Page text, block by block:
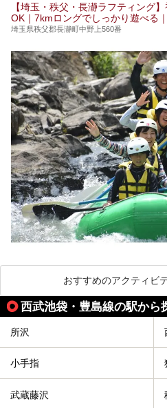
す。
【埼玉・秩父・長瀞ラフティング
OK｜7kmロングでしっかり遊べる
埼玉県秩父郡長瀞町中野上560番
おすすめのアクティビ
西武池袋・豊島線の駅から
所沢
小手指
武蔵藤沢